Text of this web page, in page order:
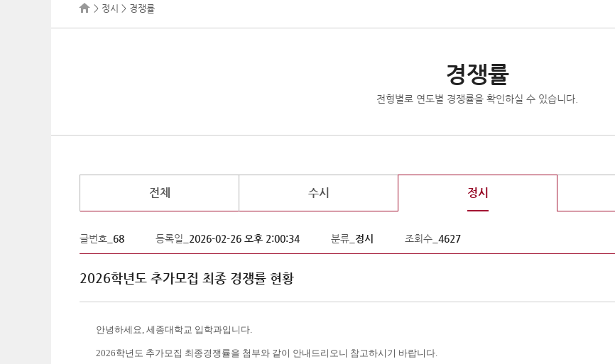
> 정시 > 경쟁률
경쟁률
전형별로 연도별 경쟁률을 확인하실 수 있습니다.
전체 수시 정시
글번호_ 68 등록일_ 2026-02-26 오후 2:00:34 분류_ 정시 조회수_ 4627
2026학년도 추가모집 최종 경쟁률 현황
안녕하세요, 세종대학교 입학과입니다.
2026학년도 추가모집 최종경쟁률을 첨부와 같이 안내드리오니 참고하시기 바랍니다.